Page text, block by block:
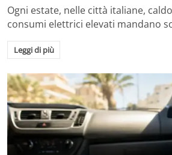
Ogni estate, nelle città italiane,
consumi elettrici elevati mandano
Leggi di più